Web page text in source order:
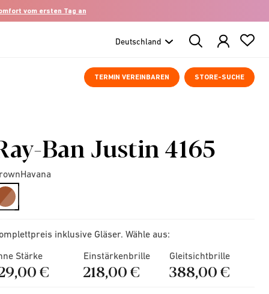
vom ersten Tag an
Search
Products
TERMIN VEREINBAREN STORE-SUCHE
Ban Justin 4165
selected
inklusive Gläser. Wähle aus:
Stärke
€
Einstärkenbrille
218,00 €
Gleitsichtbrille
388,00 €